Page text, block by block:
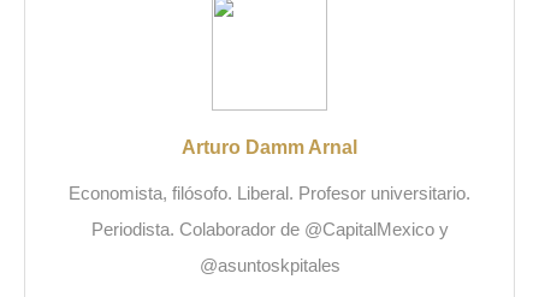
Arturo Damm Arnal
Economista, filósofo. Liberal. Profesor universitario.
Periodista. Colaborador de @CapitalMexico y
@asuntoskpitales